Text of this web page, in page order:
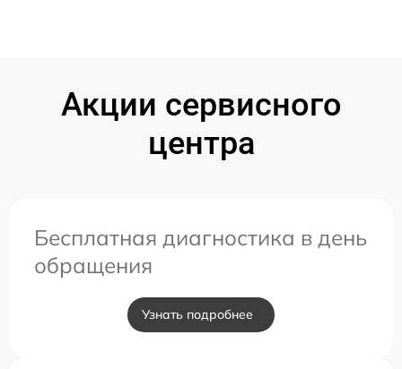
Акции сервисного
центра
Бесплатная диагностика в день
обращения
Узнать подробнее